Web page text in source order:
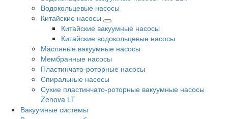
Водокольцевые насосы
Китайские насосы
Китайские вакуумные насосы
Китайские водокольцевые насосы
Масляные вакуумные насосы
Мембранные насосы
Пластинчато-роторные насосы
Спиральные насосы
Сухие пластинчато-роторные вакуумные насосы
Zenova LT
Вакуумные системы